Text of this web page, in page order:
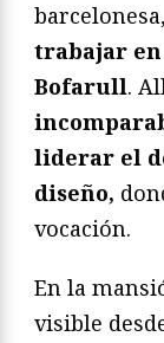
barcelonesa,
trabajar
Bofarull.
liderar el
diseño,
vocación.
En la
visible